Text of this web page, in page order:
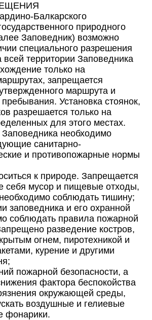
Балкарского
природного
Заповедник) возможно
специального разрешения
территории Заповедника
только на
запрещается
маршрута и
Установка стоянок,
разрешается только на
для этого местах.
необходимо
санитарно-
и противопожарные нормы
к природе. Запрещается
себя мусор и пищевые отходы,
соблюдать тишину;
заповедника и его охранной
соблюдать правила пожарной
разведение костров,
огнем, пиротехникой и
курение и другими
пожарной безопасности, а
фактора беспокойства
окружающей среды,
воздушные и гелиевые
фонарики.